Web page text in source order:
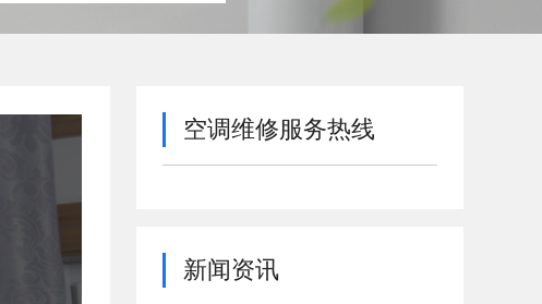
空调维修服务热线
新闻资讯